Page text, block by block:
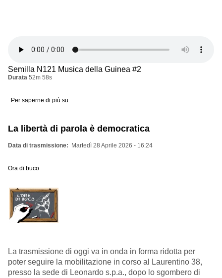
Semilla N121 Musica della Guinea #2
Durata 52m 58s
Per saperne di più su
La libertà di parola è democratica
Data di trasmissione Martedì 28 Aprile 2026 - 16:24
Ora di buco
La trasmissione di oggi va in onda in forma ridotta per
poter seguire la mobilitazione in corso al Laurentino 38,
presso la sede di Leonardo s.p.a., dopo lo sgombero di